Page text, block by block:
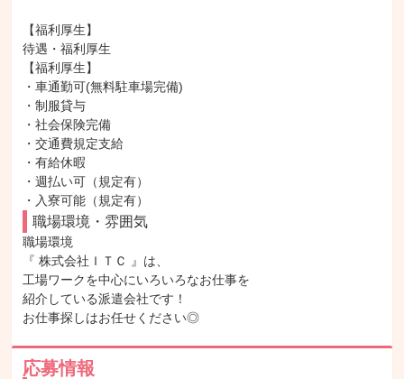
【福利厚生】
待遇・福利厚生
【福利厚生】
・車通勤可(無料駐車場完備)
・制服貸与
・社会保険完備
・交通費規定支給
・有給休暇
・週払い可（規定有）
・入寮可能（規定有）
職場環境・雰囲気
職場環境
『 株式会社ＩＴＣ 』は、
工場ワークを中心にいろいろなお仕事を
紹介している派遣会社です！
お仕事探しはお任せください◎
応募情報